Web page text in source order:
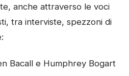
anche attraverso le voci
tra interviste, spezzoni di
Bacall e Humphrey Bogart